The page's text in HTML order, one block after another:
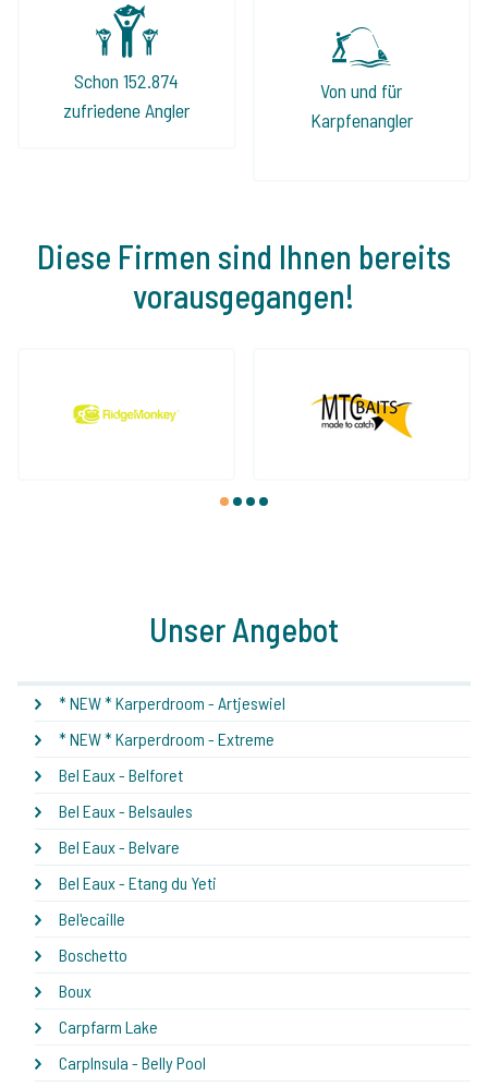
Schon 152.874
zufriedene Angler
Von und für
Karpfenangler
Diese Firmen sind Ihnen bereits
vorausgegangen!
1 2 3 4
Unser Angebot
* NEW * Karperdroom - Artjeswiel
* NEW * Karperdroom - Extreme
Bel Eaux - Belforet
Bel Eaux - Belsaules
Bel Eaux - Belvare
Bel Eaux - Etang du Yeti
Bel'ecaille
Boschetto
Boux
Carpfarm Lake
CarpInsula - Belly Pool